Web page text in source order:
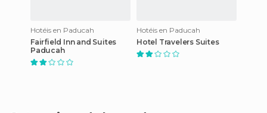
Hotéis en Paducah
Fairfield Inn and Suites
Paducah
Hotéis en Paducah
Hotel Travelers Suites